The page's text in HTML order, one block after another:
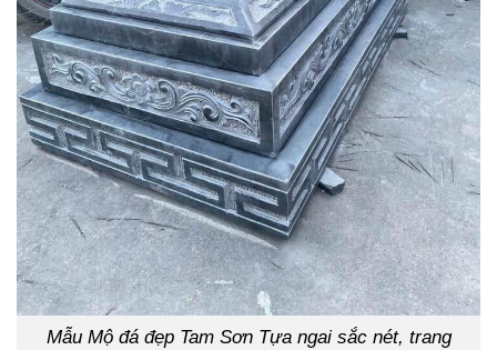
Mẫu Mộ đá đẹp Tam Sơn Tựa ngai sắc nét, trang